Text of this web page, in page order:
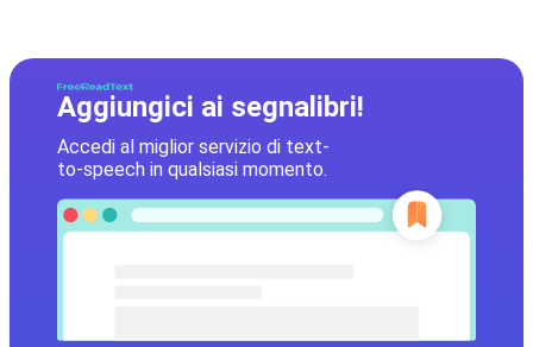
Aggiungici ai segnalibri!
Accedi al miglior servizio di text-
to-speech in qualsiasi momento.